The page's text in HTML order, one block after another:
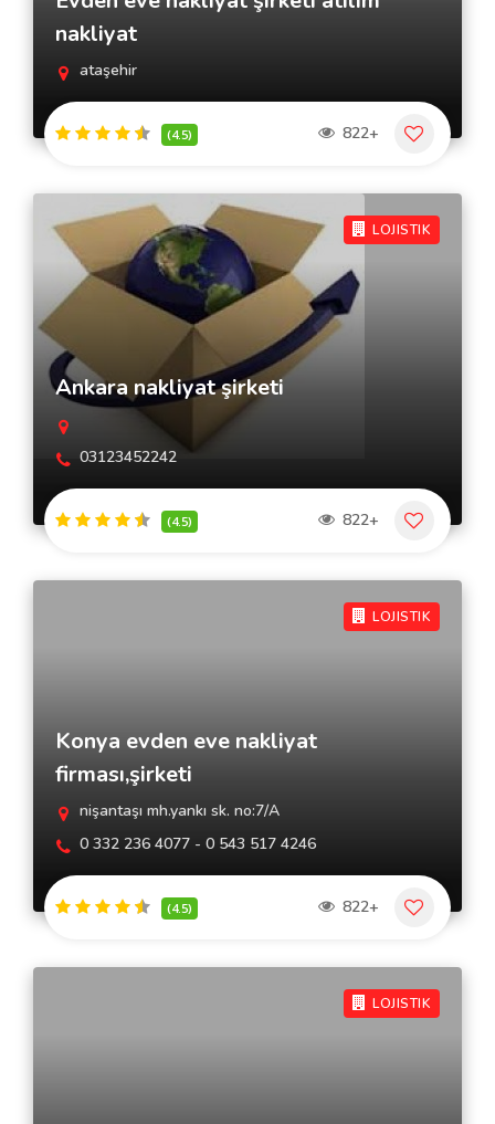
nakliyat
ataşehir
(4.5) 822+
LOJISTIK
Ankara nakliyat şirketi
03123452242
(4.5) 822+
LOJISTIK
Konya evden eve nakliyat
firması,şirketi
nişantaşı mh.yankı sk. no:7/A
0 332 236 4077 - 0 543 517 4246
(4.5) 822+
LOJISTIK